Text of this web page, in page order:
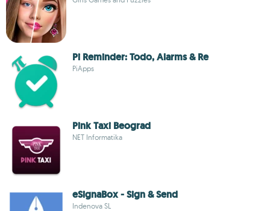
Pi Reminder: Todo, Alarms & Re
PiApps
Pink Taxi Beograd
NET Informatika
eSignaBox - Sign & Send
Indenova SL